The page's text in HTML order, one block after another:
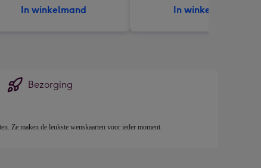
In winkelmand In winkelmand
Bezorging
Ze maken de leukste wenskaarten voor ieder moment.